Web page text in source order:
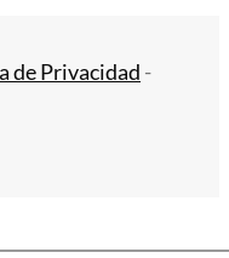
de Privacidad -